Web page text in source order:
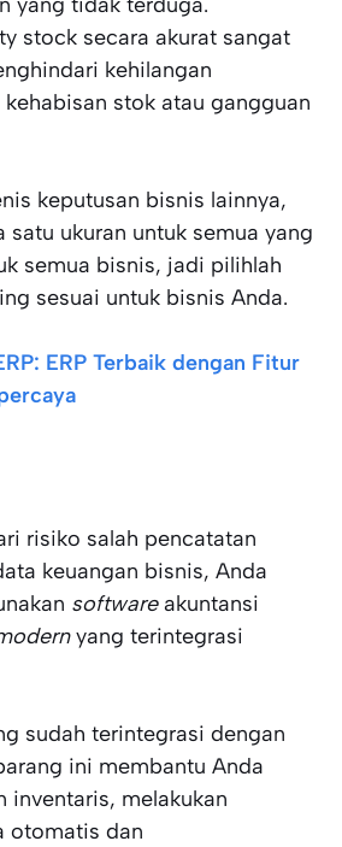
yang tidak terduga.
stock secara akurat sangat
kehilangan
stok atau gangguan
keputusan bisnis lainnya,
ukuran untuk semua yang
semua bisnis, jadi pilihlah
sesuai untuk bisnis Anda.
ERP Terbaik dengan Fitur
risiko salah pencatatan
keuangan bisnis, Anda
softwareakuntansi
yang terintegrasi
sudah terintegrasi dengan
ini membantu Anda
inventaris, melakukan
otomatis dan